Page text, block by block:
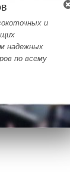
какие-либо
Вы хотите
цену –
и
надежных
по всему